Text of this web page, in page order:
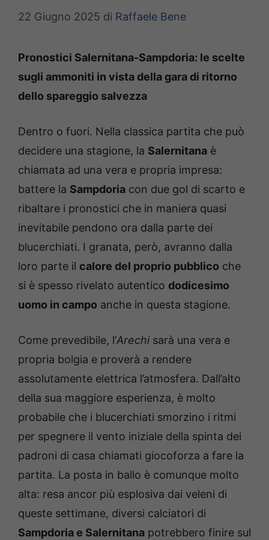
22 Giugno 2025 di Raffaele Bene
Pronostici Salernitana-Sampdoria: le scelte
sugli ammoniti in vista della gara di ritorno
dello spareggio salvezza
Dentro o fuori. Nella classica partita che può
decidere una stagione, la Salernitana è
chiamata ad una vera e propria impresa:
battere la Sampdoria con due gol di scarto e
ribaltare i pronostici che in maniera quasi
inevitabile pendono ora dalla parte dei
blucerchiati. I granata, però, avranno dalla
loro parte il calore del proprio pubblico che
si è spesso rivelato autentico dodicesimo
uomo in campo anche in questa stagione.
Come prevedibile, l’Arechisarà una vera e
propria bolgia e proverà a rendere
assolutamente elettrica l’atmosfera. Dall’alto
della sua maggiore esperienza, è molto
probabile che i blucerchiati smorzino i ritmi
per spegnere il vento iniziale della spinta dei
padroni di casa chiamati giocoforza a fare la
partita. La posta in ballo è comunque molto
alta: resa ancor più esplosiva dai veleni di
queste settimane, diversi calciatori di
Sampdoria e Salernitana potrebbero finire sul